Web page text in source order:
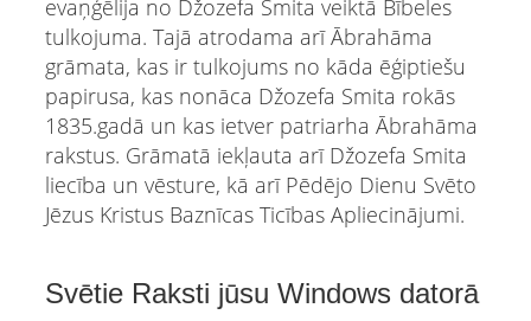
evaņģēlija no Džozefa Smita veiktā Bībeles
tulkojuma. Tajā atrodama arī Ābrahāma
grāmata, kas ir tulkojums no kāda ēģiptiešu
papirusa, kas nonāca Džozefa Smita rokās
1835.gadā un kas ietver patriarha Ābrahāma
rakstus. Grāmatā iekļauta arī Džozefa Smita
liecība un vēsture, kā arī Pēdējo Dienu Svēto
Jēzus Kristus Baznīcas Ticības Apliecinājumi.
Svētie Raksti jūsu Windows datorā